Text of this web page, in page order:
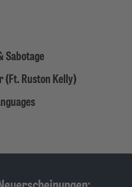
Sabotage
(Ft. Ruston Kelly)